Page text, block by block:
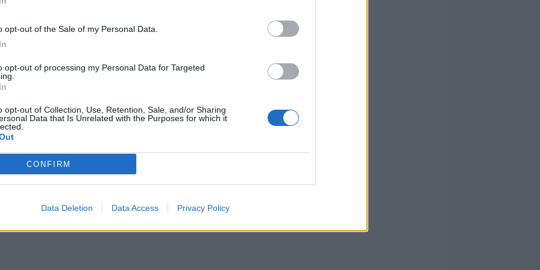
opt-out of the Sale of my Personal Data.
opt-out of processing my Personal Data for Targeted
opt-out of Collection, Use, Retention, Sale, and/or Sharing
Data that Is Unrelated with the Purposes for which it
CONFIRM
Data Deletion Data Access Privacy Policy
della B